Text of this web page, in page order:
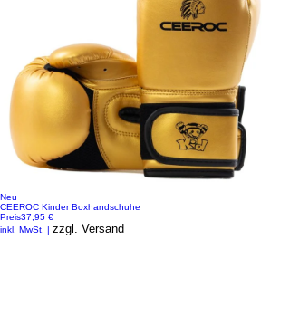
Neu
CEEROC Kinder Boxhandschuhe
Preis37,95 €
inkl. MwSt. | zzgl. Versand